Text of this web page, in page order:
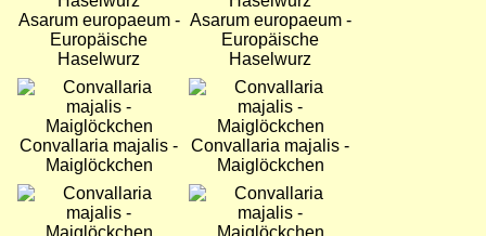
Asarum europaeum -
Europäische
Haselwurz
Asarum europaeum -
Europäische
Haselwurz
Bild
Convallaria majalis -
Maiglöckchen
Bild
Convallaria majalis -
Maiglöckchen
Bild
Bild